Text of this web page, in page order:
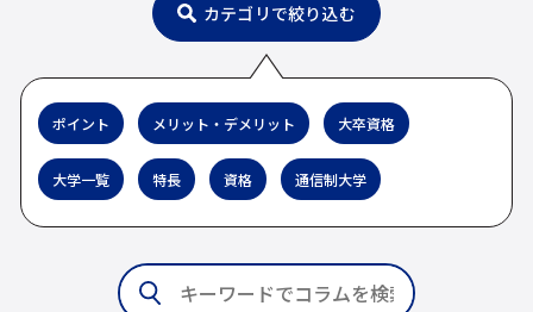
カテゴリで絞り込む
ポイント メリット・デメリット 大卒資格
大学一覧 特長 資格 通信制大学